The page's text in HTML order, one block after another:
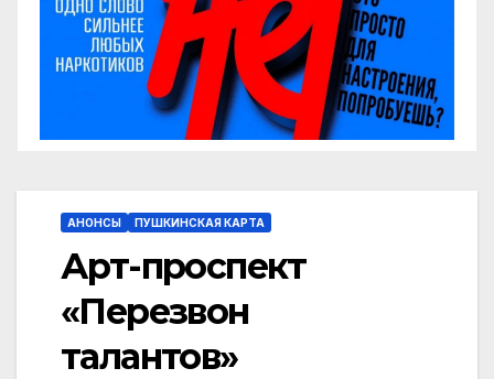
АНОНСЫ ПУШКИНСКАЯ КАРТА
Арт-проспект
«Перезвон
талантов»